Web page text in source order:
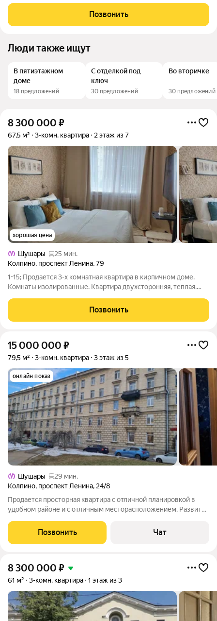
для тех, кто ищет
Позвонить
Люди также ищут
В пятиэтажном
доме
18 предложений
С отделкой под
ключ
30 предложений
Во вторичке
30 предложений
8 300 000 ₽
67,5 м² 3-комн. квартира 2 этаж из 7
хорошая цена
Шушары
25 мин.
Колпино, проспект Ленина,79
1-15; Продается 3-х комнатная квартира в кирпичном доме.
Комнаты изолированные. Квартира двухсторонняя, теплая.
сад. Остановки общественного транспорта, магазины.
Позвонить
15 000 000 ₽
79,5 м² 3-комн. квартира 3 этаж из 5
онлайн показ
Шушары
29 мин.
Колпино, проспект Ленина, 24/8
Продается просторная квартира с отличной планировкой в
удобном районе и с отличным месторасположением. Развитая
и магазины), удобный зеленый двор, нет проблем с
парковочным местом. В подъезде
Позвонить Чат
8 300 000 ₽
61 м² 3-комн. квартира 1 этаж из 3